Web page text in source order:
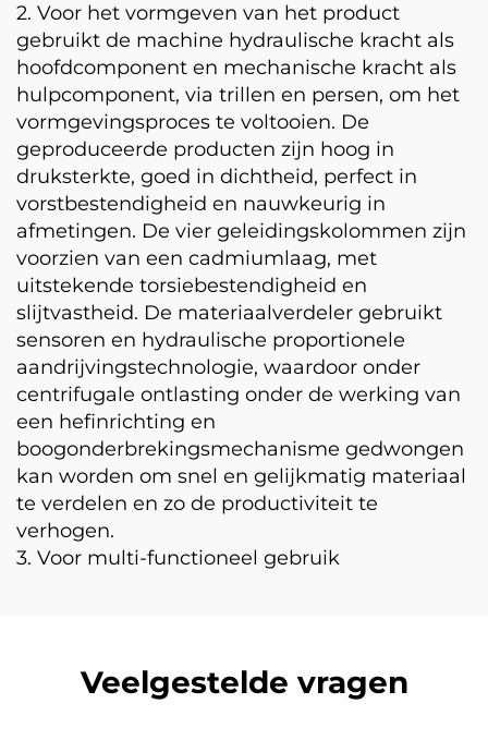
2. Voor het vormgeven van het product
gebruikt de machine hydraulische kracht als
hoofdcomponent en mechanische kracht als
hulpcomponent, via trillen en persen, om het
vormgevingsproces te voltooien. De
geproduceerde producten zijn hoog in
druksterkte, goed in dichtheid, perfect in
vorstbestendigheid en nauwkeurig in
afmetingen. De vier geleidingskolommen zijn
voorzien van een cadmiumlaag, met
uitstekende torsiebestendigheid en
slijtvastheid. De materiaalverdeler gebruikt
sensoren en hydraulische proportionele
aandrijvingstechnologie, waardoor onder
centrifugale ontlasting onder de werking van
een hefinrichting en
boogonderbrekingsmechanisme gedwongen
kan worden om snel en gelijkmatig materiaal
te verdelen en zo de productiviteit te
verhogen.
3. Voor multi-functioneel gebruik
Veelgestelde vragen